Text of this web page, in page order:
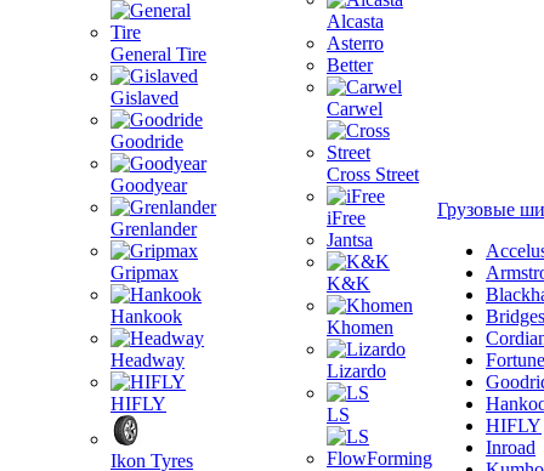
General Tire
Gislaved
Goodride
Goodyear
Grenlander
Gripmax
Hankook
Headway
HIFLY
Ikon Tyres
Alcasta
Asterro
Better
Carwel
Cross Street
iFree
Jantsa
K&K
Khomen
Lizardo
LS
Грузовые
Fortune
HIFLY
Inroad